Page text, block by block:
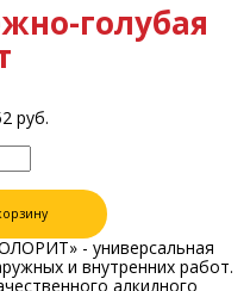
голубая
руб.
- универсальная
и внутренних работ.
алкидного